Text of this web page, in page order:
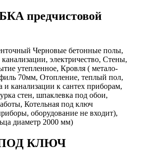
предчистовой
Черновые бетонные полы,
электричество, Стены,
утепленное, Кровля ( метало-
70мм, Отопление, теплый пол,
и канализации к сантех приборам,
стен, шпаклевка под обои,
Котельная под ключ
оборудование не входит),
диаметр 2000 мм)
КЛЮЧ